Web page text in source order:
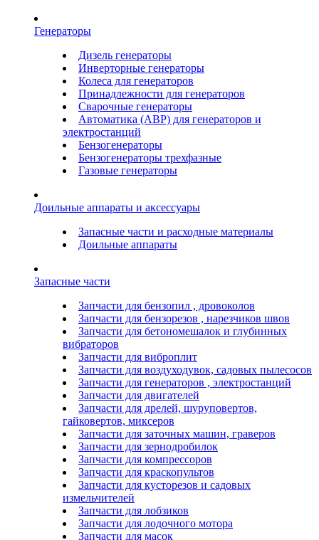
Генераторы
Дизель генераторы
Инверторные генераторы
Колеса для генераторов
Принадлежности для генераторов
Сварочные генераторы
Автоматика (АВР) для генераторов и
электростанций
Бензогенераторы
Бензогенераторы трехфазные
Газовые генераторы
Доильные аппараты и аксессуары
Запасные части и расходные материалы
Доильные аппараты
Запасные части
Запчасти для бензопил , дровоколов
Запчасти для бензорезов , нарезчиков швов
Запчасти для бетономешалок и глубинных
вибраторов
Запчасти для виброплит
Запчасти для воздуходувок, садовых пылесосов
Запчасти для генераторов , электростанций
Запчасти для двигателей
Запчасти для дрелей, шуруповертов,
гайковертов, миксеров
Запчасти для заточных машин, граверов
Запчасти для зернодробилок
Запчасти для компрессоров
Запчасти для краскопультов
Запчасти для кусторезов и садовых
измельчителей
Запчасти для лобзиков
Запчасти для лодочного мотора
Запчасти для масок